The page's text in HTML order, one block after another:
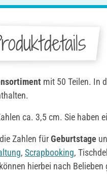
mit 50 Teilen. In
ca. 3,5 cm. Sie haben
Zahlen fürGeburtstage
, Scrapbooking,
hierbei nach Belieben